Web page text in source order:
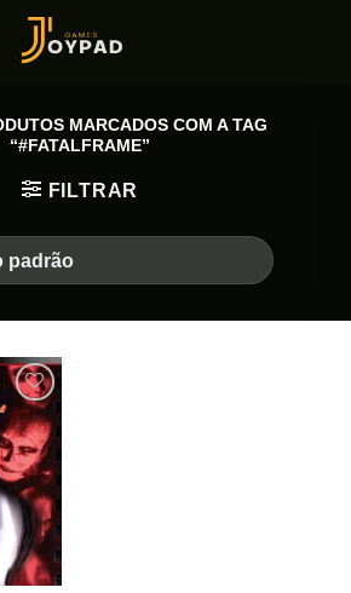
MARCADOS COM A TAG
“#FATALFRAME”
FILTRAR